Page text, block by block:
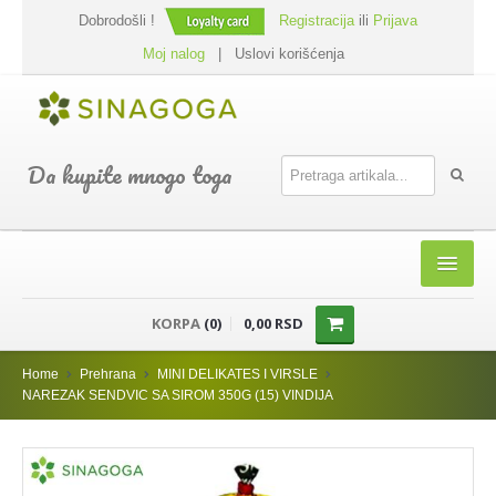
Dobrodošli ! Registracijaili Prijava
Moj nalog
Uslovi korišćenja
Da kupite mnogo toga
SHOP
PREHRANA
DODACI JELIMA
KORPA (0) 0,00 RSD
Home Prehrana
MINI DELIKATES I VIRSLE
NAREZAK SENDVIC SA SIROM 350G (15) VINDIJA